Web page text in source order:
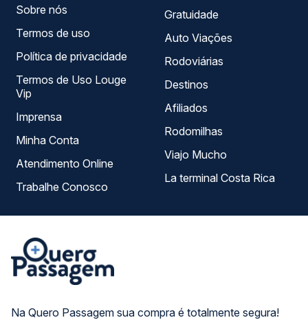
Na Quero Passagem sua compra é totalmente segura!
Sobre nós
Termos de uso
Política de privacidade
Termos de Uso Louge
Vip
Imprensa
Minha Conta
Atendimento Online
Trabalhe Conosco
Gratuidade
Auto Viações
Rodoviárias
Destinos
Afiliados
Rodomilhas
Viajo Mucho
La terminal Costa Rica